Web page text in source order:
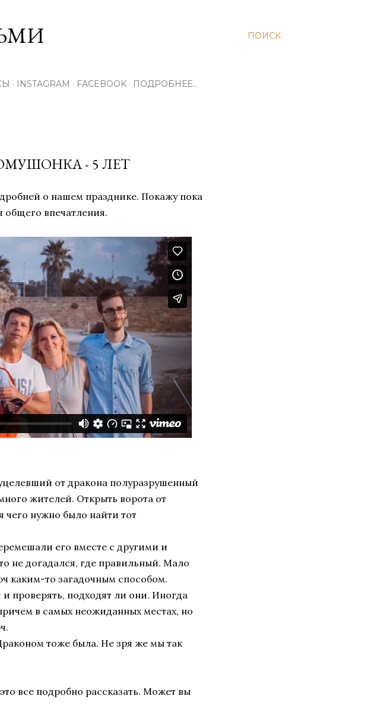
ПОИСК
INSTAGRAM FACEBOOK ПОДРОБНЕЕ…
- 5 ЛЕТ
о нашем празднике. Покажу пока
впечатления.
от дракона полуразрушенный
жителей. Открыть ворота от
чего нужно было найти тот
его вместе с другими и
не догадался, где правильный. Мало
каким-то загадочным способом.
проверять, подходят ли они. Иногда
в самых неожиданных местах, но
тоже была. Не зря же мы так
все подробно рассказать. Может вы